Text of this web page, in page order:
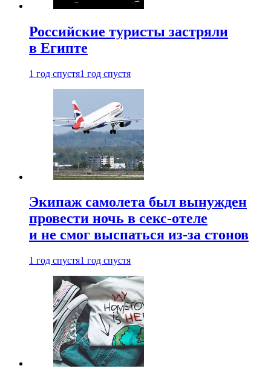
Российские туристы застряли
в Египте
1 год спустя1 год спустя
Экипаж самолета был вынужден
провести ночь в секс-отеле
и не смог выспаться из-за стонов
1 год спустя1 год спустя